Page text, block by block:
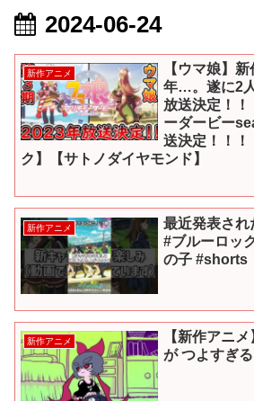
2024-06-24
新作アニメ
【ウマ娘】
年…。遂に2
放送決定！！
ーダービー
送決定！！！
ク】【サトノダイヤモンド】
新作アニメ
最近発表され
#ブルーロッ
の子 #shorts
新作アニメ
【新作アニ
が つよすぎ